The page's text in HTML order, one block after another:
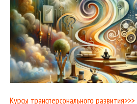
Курсы трансперсонального развития>>>